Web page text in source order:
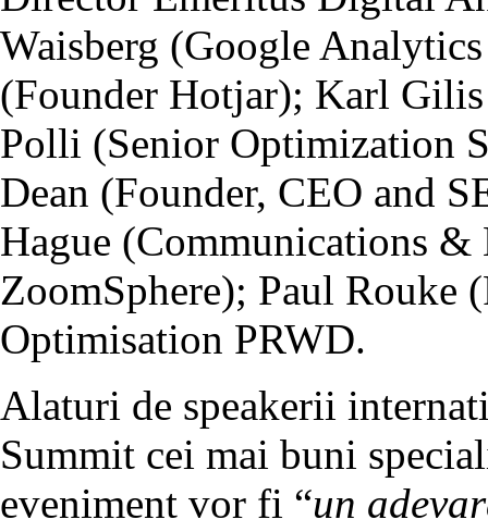
Waisberg (Google
(Founder Hotjar); Karl
Polli (Senior Optimization
Dean (Founder, CEO and
Hague (Communications
ZoomSphere); Paul Rouke
Optimisation PRWD.
Alaturi de speakerii
Summit cei mai buni
eveniment vor fi “un